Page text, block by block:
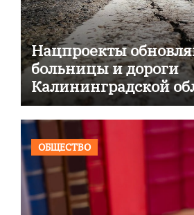
Нацпроекты
больницы и дороги
Калининградской
ОБЩЕСТВО